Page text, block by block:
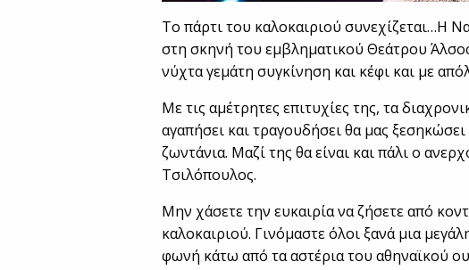
Το πάρτι του καλοκαιριού συνεχίζεται…Η
στη σκηνή του εμβληματικού Θεάτρου
νύχτα γεμάτη συγκίνηση και κέφι και με
Με τις αμέτρητες επιτυχίες της, τα
αγαπήσει και τραγουδήσει θα μας
ζωντάνια. Μαζί της θα είναι και πάλι ο
Τσιλόπουλος.
Μην χάσετε την ευκαιρία να ζήσετε από
καλοκαιριού. Γινόμαστε όλοι ξανά μια
φωνή κάτω από τα αστέρια του αθηναϊκού